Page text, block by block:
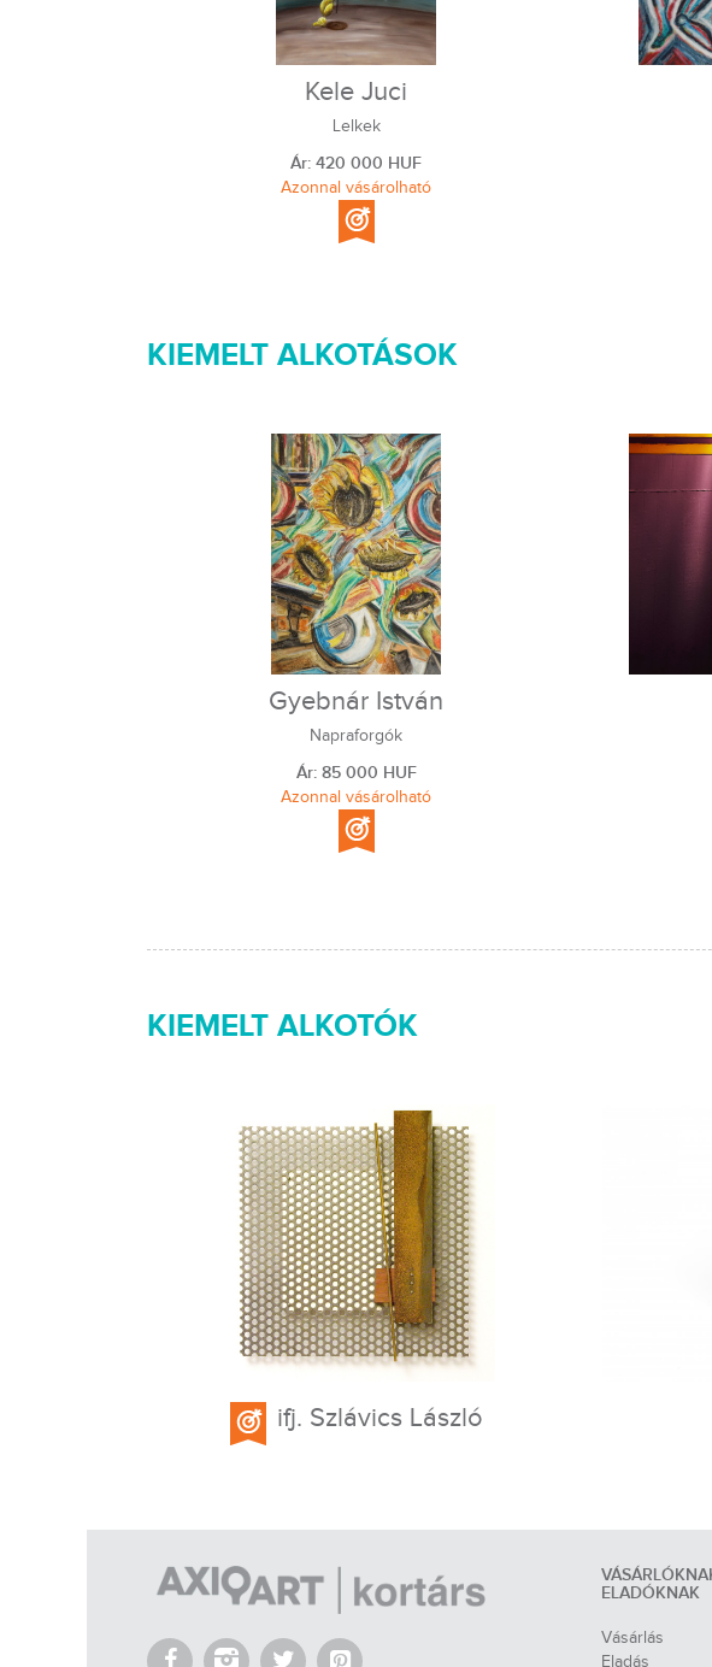
Kele Juci
Lelkek
Ár: 420 000 HUF
Azonnal vásárolható
KIEMELT ALKOTÁSOK
Gyebnár István
Napraforgók
Ár: 85 000 HUF
Azonnal vásárolható
KIEMELT ALKOTÓK
ifj. Szlávics László
ELADÓKNAK
Vásárlás
Eladás